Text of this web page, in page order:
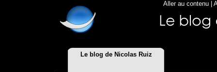
Le blog de Nicolas Ruiz
Aller au contenu